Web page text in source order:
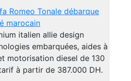
Romeo Tonale débarque
marocain
italien allie design
embarquées, aides à
motorisation diesel de 130
à partir de 387.000 DH.